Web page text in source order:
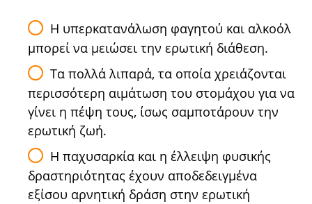
Η υπερκατανάλωση φαγητού και αλκοόλ
μπορεί να μειώσει την ερωτική διάθεση.
Τα πολλά λιπαρά, τα οποία χρειάζονται
περισσότερη αιμάτωση του στομάχου για να
γίνει η πέψη τους, ίσως σαμποτάρουν την
ερωτική ζωή.
Η παχυσαρκία και η έλλειψη φυσικής
δραστηριότητας έχουν αποδεδειγμένα
εξίσου αρνητική δράση στην ερωτική